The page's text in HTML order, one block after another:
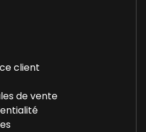
client
de vente